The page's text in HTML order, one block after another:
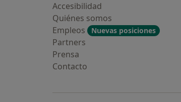
Accesibilidad
Quiénes somos
Empleos
Nuevas posiciones
Partners
Prensa
Contacto